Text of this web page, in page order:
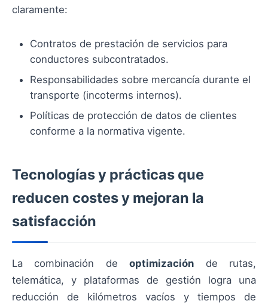
claramente:
Contratos de prestación de servicios para
conductores subcontratados.
Responsabilidades sobre mercancía durante el
transporte (incoterms internos).
Políticas de protección de datos de clientes
conforme a la normativa vigente.
Tecnologías y prácticas que
reducen costes y mejoran la
satisfacción
La combinación deoptimización de rutas,
telemática, y plataformas de gestión logra una
reducción de kilómetros vacíos y tiempos de